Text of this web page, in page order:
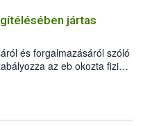
jártas
és forgalmazásáról szóló
az eb okozta fizikai
felmerülő
eb tartását és annak
jártas szakértőt.